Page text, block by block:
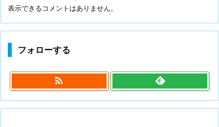
表示できるコメントはありません。
フォローする
